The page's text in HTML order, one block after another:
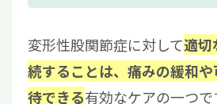
変形性股関節症に対して適切
続することは、痛みの緩和
待できる有効なケアの一つで